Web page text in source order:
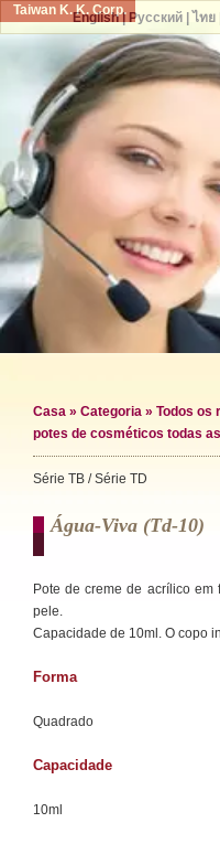
Taiwan K. K. Corp.
Casa » Categoria » Todos os
potes de cosméticos todas
Série TB / Série TD
Água-Viva (td-10)
Pote de creme de acrílico
pele.
Capacidade de 10ml. O copo
Forma
Quadrado
Capacidade
10ml
English| Русский| ไทย|